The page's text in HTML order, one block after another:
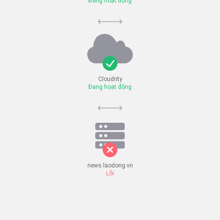
Cloudrity
Đang hoạt động
news.laodong.vn
Lỗi